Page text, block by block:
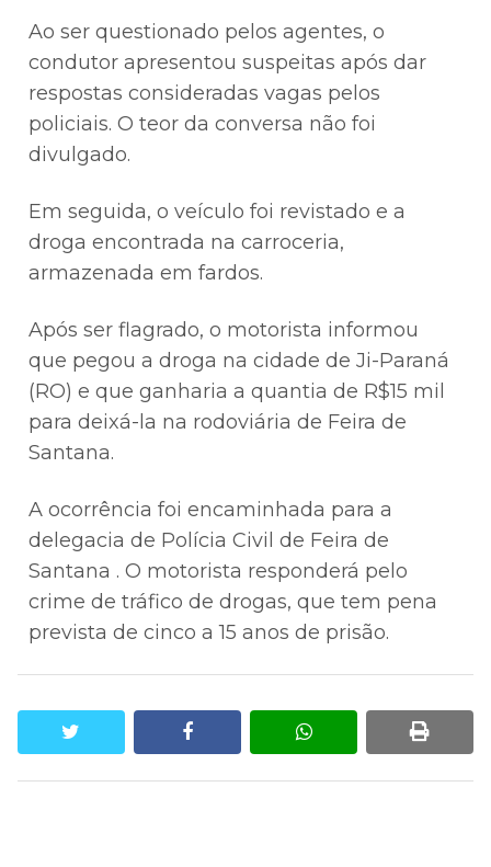
Ao ser questionado pelos agentes, o
condutor apresentou suspeitas após dar
respostas consideradas vagas pelos
policiais. O teor da conversa não foi
divulgado.
Em seguida, o veículo foi revistado e a
droga encontrada na carroceria,
armazenada em fardos.
Após ser flagrado, o motorista informou
que pegou a droga na cidade de Ji-Paraná
(RO) e que ganharia a quantia de R$15 mil
para deixá-la na rodoviária de Feira de
Santana.
A ocorrência foi encaminhada para a
delegacia de Polícia Civil de Feira de
Santana . O motorista responderá pelo
crime de tráfico de drogas, que tem pena
prevista de cinco a 15 anos de prisão.
facebook whatsapp print